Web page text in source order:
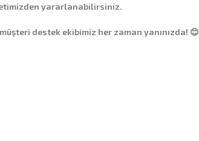
yararlanabilirsiniz.
destek ekibimiz her zaman yanınızda! 😊